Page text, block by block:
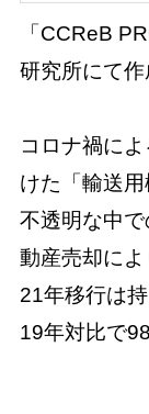
「CCReB
研究所にて作
コロナ禍に
けた「輸送
不透明な中
動産売却に
21年移行は
19年対比で